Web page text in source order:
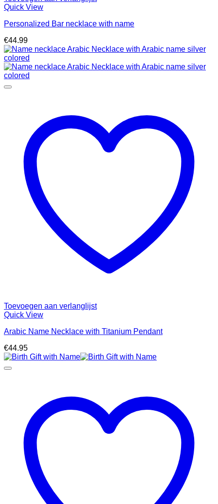
Quick View
Personalized Bar necklace with name
€44.99
Toevoegen aan verlanglijst
Quick View
Arabic Name Necklace with Titanium Pendant
€44.95